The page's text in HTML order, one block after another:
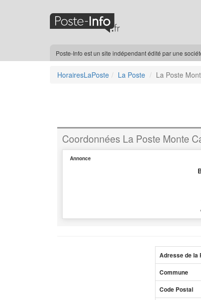
Poste-Info est un site indépendant édité par une
HorairesLaPoste La Poste La Poste
Coordonnées La Poste Monte
Annonce
Adresse de la
Commune
Code Postal